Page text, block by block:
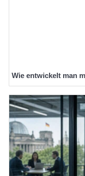
Wie entwickelt man